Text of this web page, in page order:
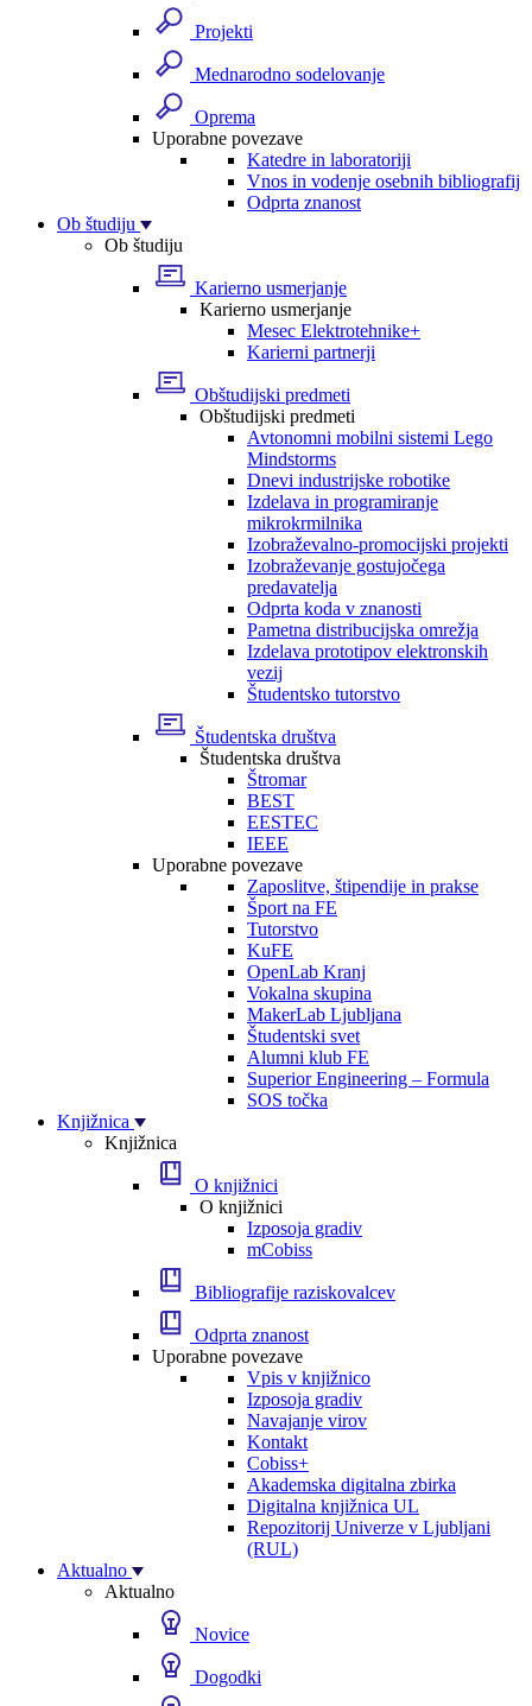
Projekti
Mednarodno sodelovanje
Oprema
Uporabne povezave
Katedre in laboratoriji
Vnos in vodenje osebnih bibliografij
Odprta znanost
Ob študiju
Ob študiju
Karierno usmerjanje
Karierno usmerjanje
Mesec Elektrotehnike+
Karierni partnerji
Obštudijski predmeti
Obštudijski predmeti
Avtonomni mobilni sistemi Lego
Mindstorms
Dnevi industrijske robotike
Izdelava in programiranje
mikrokrmilnika
Izobraževalno-promocijski projekti
Izobraževanje gostujočega
predavatelja
Odprta koda v znanosti
Pametna distribucijska omrežja
Izdelava prototipov elektronskih
vezij
Študentsko tutorstvo
Študentska društva
Študentska društva
Štromar
BEST
EESTEC
IEEE
Uporabne povezave
Zaposlitve, štipendije in prakse
Šport na FE
Tutorstvo
KuFE
OpenLab Kranj
Vokalna skupina
MakerLab Ljubljana
Študentski svet
Alumni klub FE
Superior Engineering – Formula
SOS točka
Knjižnica
Knjižnica
O knjižnici
O knjižnici
Izposoja gradiv
mCobiss
Bibliografije raziskovalcev
Odprta znanost
Uporabne povezave
Vpis v knjižnico
Izposoja gradiv
Navajanje virov
Kontakt
Cobiss+
Akademska digitalna zbirka
Digitalna knjižnica UL
Repozitorij Univerze v Ljubljani
(RUL)
Aktualno
Aktualno
Novice
Dogodki